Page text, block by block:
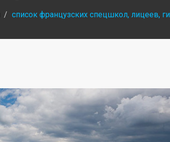
список французских спецшкол, лицеев,